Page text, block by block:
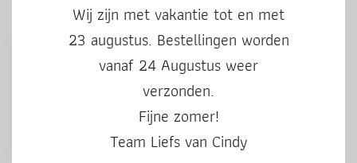
Wij zijn met vakantie tot en met
23 augustus. Bestellingen worden
vanaf 24 Augustus weer
verzonden.
Fijne zomer!
Team Liefs van Cindy